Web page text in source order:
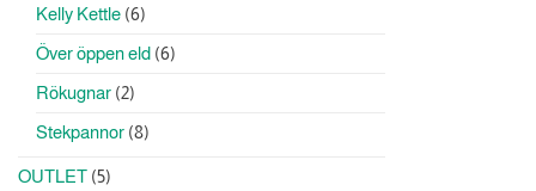
Kelly Kettle 66
Över öppen eld 66
Rökugnar 22
Stekpannor 88
OUTLET 55